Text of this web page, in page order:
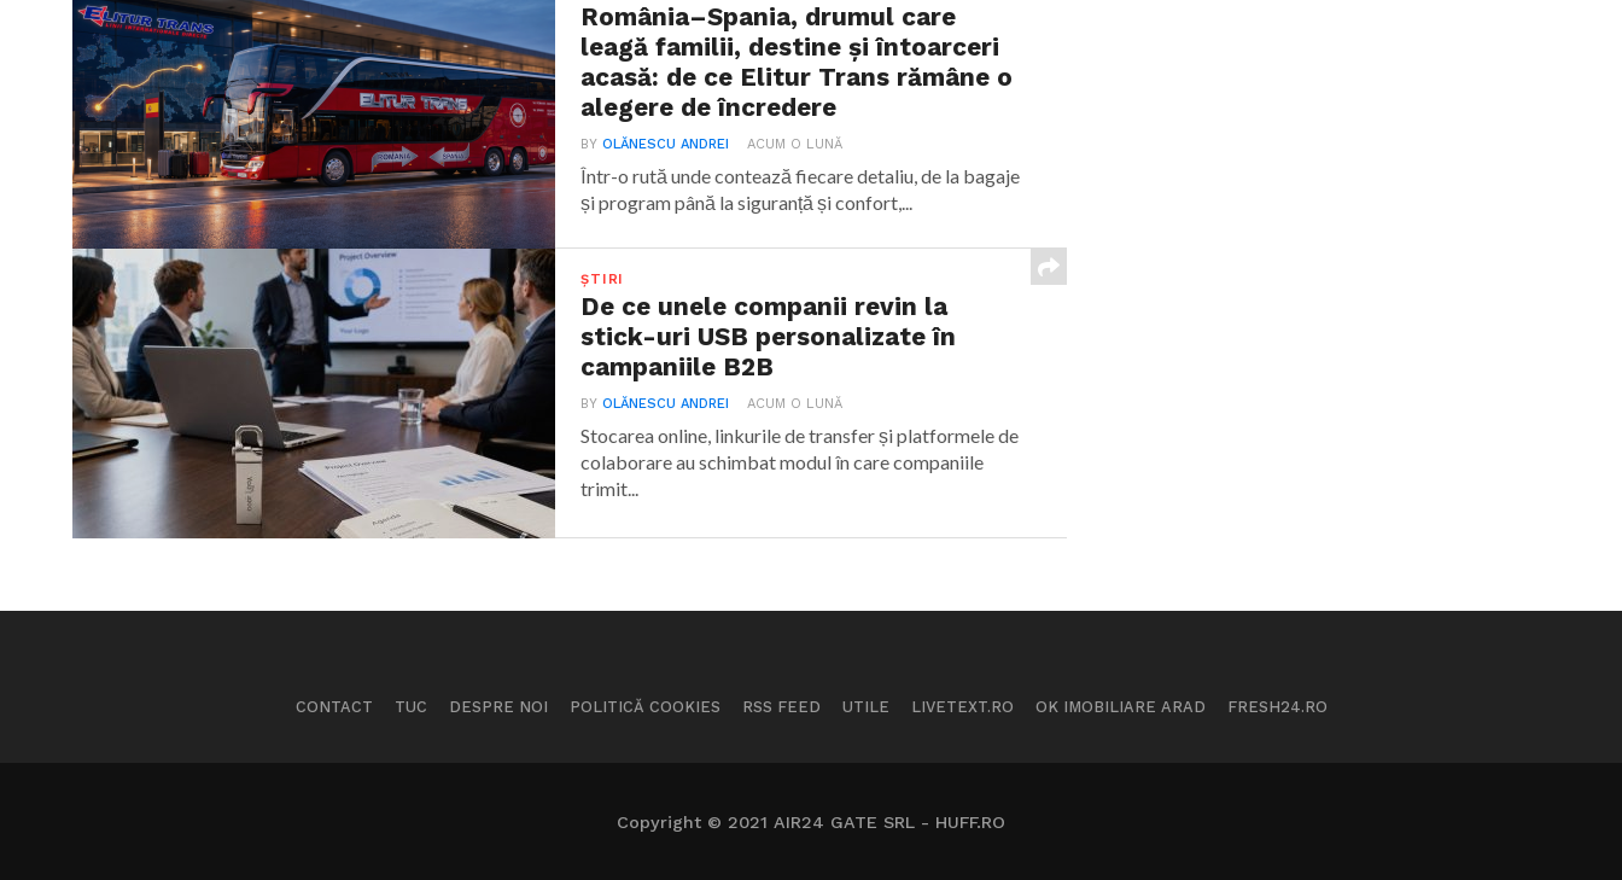
România–Spania, drumul care
leagă familii, destine și întoarceri
acasă: de ce Elitur Trans rămâne o
alegere de încredere
BYOLĂNESCU ANDREI ACUM O LUNĂ
Într-o rută unde contează fiecare detaliu, de la bagaje
și program până la siguranță și confort,...
ȘTIRI
De ce unele companii revin la
stick-uri USB personalizate în
campaniile B2B
BYOLĂNESCU ANDREI ACUM O LUNĂ
Stocarea online, linkurile de transfer și platformele de
colaborare au schimbat modul în care companiile
trimit...
CONTACT TUC DESPRE NOI POLITICĂ COOKIES RSS FEED UTILE LIVETEXT.RO OK IMOBILIARE ARAD FRESH24.RO
Copyright © 2021 AIR24 GATE SRL - HUFF.RO